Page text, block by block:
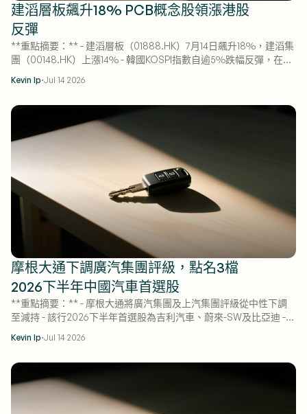
建滔層板飆升18% PCB概念股領漲港股
反彈
**重點摘要：** - 建滔層板（01888.HK）7月14日飆升18%，建滔集
團（00148.HK）上漲14% - 韓國KOSPI指數自逾5%跌幅反彈，在震
伊緊張局勢推升油價
Kevin Ip·Jul 14 2026
摩根大通下調廣汽集團評級，點名3檔
2026下半年中國汽車首選股
**重點摘要：** - 摩根大通將廣汽集團及上汽集團評級從中性下調
至減持 - 該行2026下半年首選股為吉利汽車、蔚來-SW及比亞迪 -
Kevin Ip·Jul 14 2026